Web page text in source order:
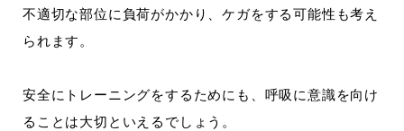
不適切な部位に負荷がかかり、ケガをする可能性も考え
られます。
安全にトレーニングをするためにも、呼吸に意識を向け
ることは大切といえるでしょう。